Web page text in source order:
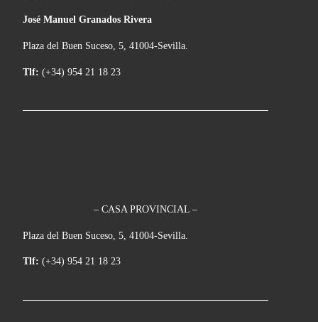
José Manuel Granados Rivera
Plaza del Buen Suceso, 5, 41004-Sevilla.
Tlf: (+34) 954 21 18 23
– CASA PROVINCIAL –
Plaza del Buen Suceso, 5, 41004-Sevilla.
Tlf: (+34) 954 21 18 23